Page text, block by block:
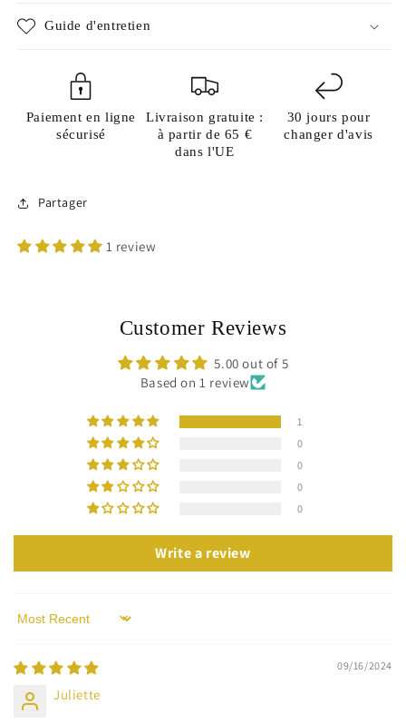
Guide d'entretien
Paiement en ligne
sécurisé
Livraison gratuite :
à partir de 65 €
dans l'UE
30 jours pour
changer d'avis
Partager
1 review
Customer Reviews
5.00 out of 5
Based on 1 review
1
0
0
0
0
Write a review
Sort by
09/16/2024
Juliette